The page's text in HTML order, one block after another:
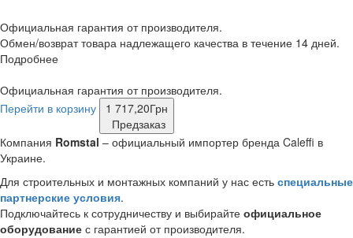
Официальная гарантия от производителя.
Обмен/возврат товара надлежащего качества в течение 14 дней.
Подробнее
Официальная гарантия от производителя.
Перейти в корзину
1 717,20Грн
Предзаказ
Компания Romstal – официальный импортер бренда Caleffi в
Украине.
Для строительных и монтажных компаний у нас есть специальные
партнерские условия.
Подключайтесь к сотрудничеству и выбирайте официальное
оборудование с гарантией от производителя.